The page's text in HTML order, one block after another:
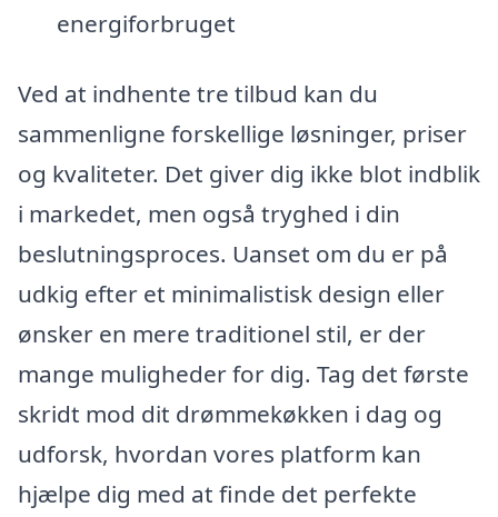
energiforbruget
Ved at indhente tre tilbud kan du
sammenligne forskellige løsninger, priser
og kvaliteter. Det giver dig ikke blot indblik
i markedet, men også tryghed i din
beslutningsproces. Uanset om du er på
udkig efter et minimalistisk design eller
ønsker en mere traditionel stil, er der
mange muligheder for dig. Tag det første
skridt mod dit drømmekøkken i dag og
udforsk, hvordan vores platform kan
hjælpe dig med at finde det perfekte